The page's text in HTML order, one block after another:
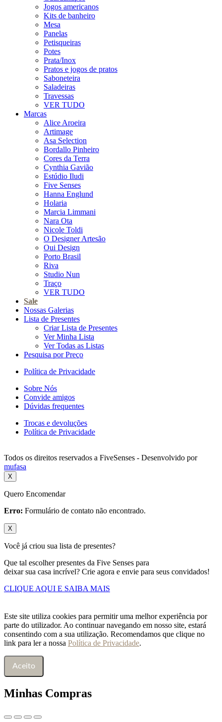
Jogos americanos
Kits de banheiro
Mesa
Panelas
Petisqueiras
Potes
Prata/Inox
Pratos e jogos de pratos
Saboneteira
Saladeiras
Travessas
VER TUDO
Marcas
Alice Aroeira
Artimage
Asa Selection
Bordallo Pinheiro
Cores da Terra
Cynthia Gavião
Estúdio Iludi
Five Senses
Hanna Englund
Holaria
Marcia Limmani
Nara Ota
Nicole Toldi
O Designer Artesão
Oui Design
Porto Brasil
Riva
Studio Nun
Traço
VER TUDO
Sale
Nossas Galerias
Lista de Presentes
Criar Lista de Presentes
Ver Minha Lista
Ver Todas as Listas
Pesquisa por Preço
Política de Privacidade
Sobre Nós
Convide amigos
Dúvidas frequentes
Trocas e devoluções
Política de Privacidade
Todos os direitos reservados a FiveSenses - Desenvolvido por
mufasa
X
Quero Encomendar
Erro: Formulário de contato não encontrado.
X
Você já criou sua lista de presentes?
Que tal escolher presentes da Five Senses para
deixar sua casa incrível? Crie agora e envie para seus convidados!
CLIQUE AQUI E SAIBA MAIS
Este site utiliza cookies para permitir uma melhor experiência por
parte do utilizador. Ao continuar navegando em nosso site, estará
consentindo com a sua utilização. Recomendamos que clique no
link para ler a nossa Política de Privacidade.
Aceito
Minhas Compras